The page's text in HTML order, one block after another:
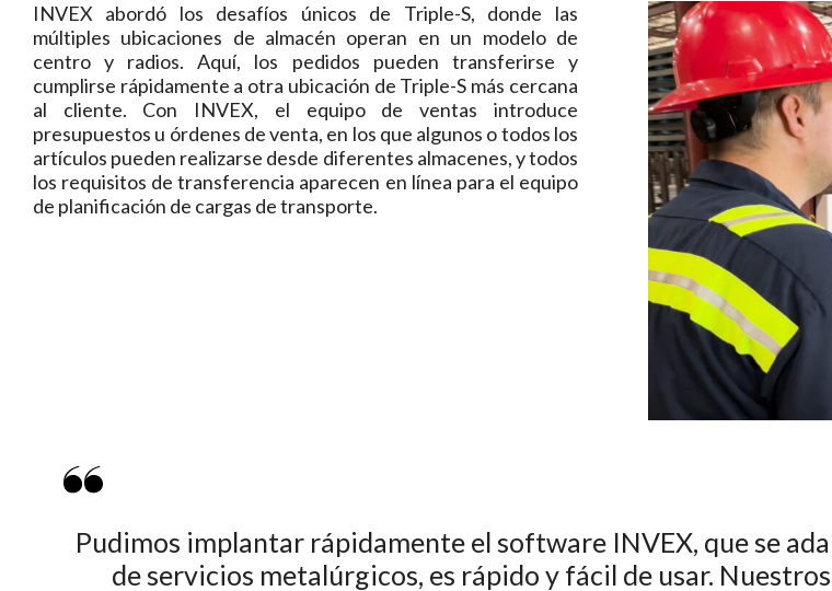
INVEX abordó los desafíos únicos de Triple-S, donde las
múltiples ubicaciones de almacén operan en un modelo de
centro y radios. Aquí, los pedidos pueden transferirse y
cumplirse rápidamente a otra ubicación de Triple-S más cercana
al cliente. Con INVEX, el equipo de ventas introduce
presupuestos u órdenes de venta, en los que algunos o todos los
artículos pueden realizarse desde diferentes almacenes, y todos
los requisitos de transferencia aparecen en línea para el equipo
de planificación de cargas de transporte.
Pudimos implantar rápidamente el software INVEX, que se
de servicios metalúrgicos, es rápido y fácil de usar.